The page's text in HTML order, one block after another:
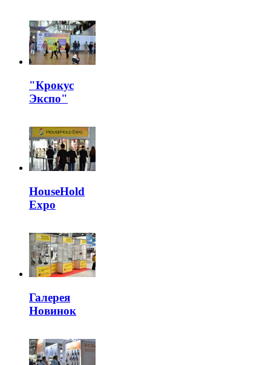
"Крокус
Экспо"
HouseHold
Expo
Галерея
Новинок